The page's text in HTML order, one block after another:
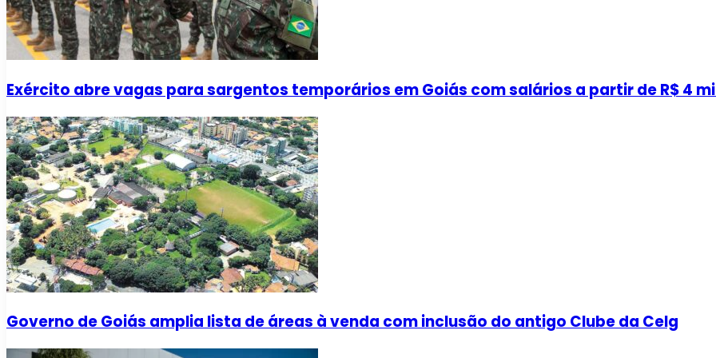
Exército abre vagas para sargentos temporários em Goiás com salários a partir de R$ 4
Governo de Goiás amplia lista de áreas à venda com inclusão do antigo Clube da Celg